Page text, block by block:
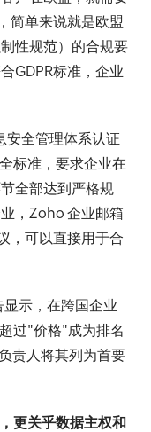
简单来说就是欧盟
性规范）的合规要
GDPR标准，企业
安全管理体系认证
标准，要求企业在
全部达到严格规
，Zoho 企业邮箱
，可以直接用于合
示，在跨国企业
过"价格"成为排名
责人将其列为首要
更关乎数据主权和